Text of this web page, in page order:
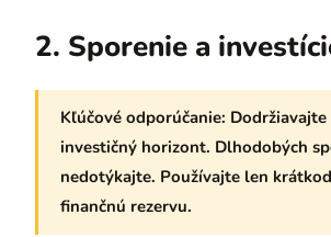
2. Sporenie a
Kľúčové odporúčanie:
investičný horizont. Dlhodobých
nedotýkajte. Používajte len
finančnú rezervu.